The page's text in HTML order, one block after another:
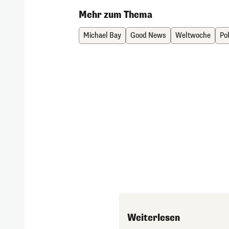
Mehr zum Thema
Michael Bay Good News Weltwoche
Weiterlesen